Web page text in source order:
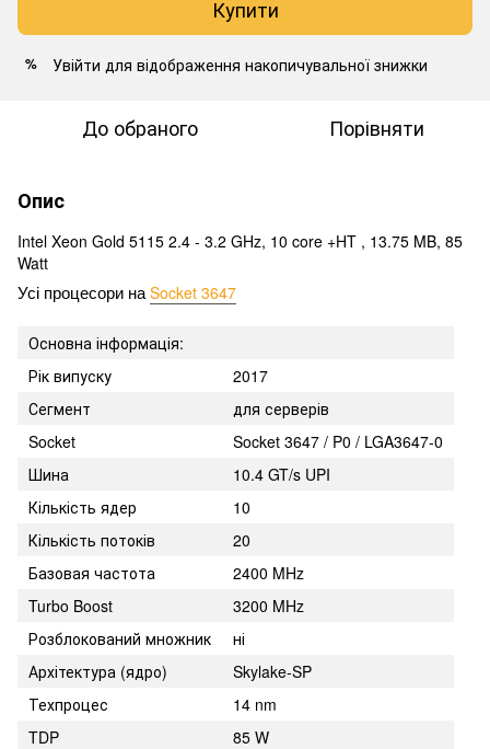
Купити
% Увійти для відображення накопичувальної знижки
До обраного Порівняти
Опис
Intel Xeon Gold 5115 2.4 - 3.2 GHz, 10 core +HT , 13.75 MB, 85
Watt
Усі процесори на Socket 3647
Основна інформація:
Рік випуску
2017
Сегмент
для серверів
Socket
Socket 3647 / P0 / LGA3647-0
Шина
10.4 GT/s UPI
Кількість ядер
10
Кількість потоків
20
Базовая частота
2400 MHz
Turbo Boost
3200 MHz
Розблокований множник
ні
Архітектура (ядро)
Skylake-SP
Техпроцес
14 nm
TDP
85 W